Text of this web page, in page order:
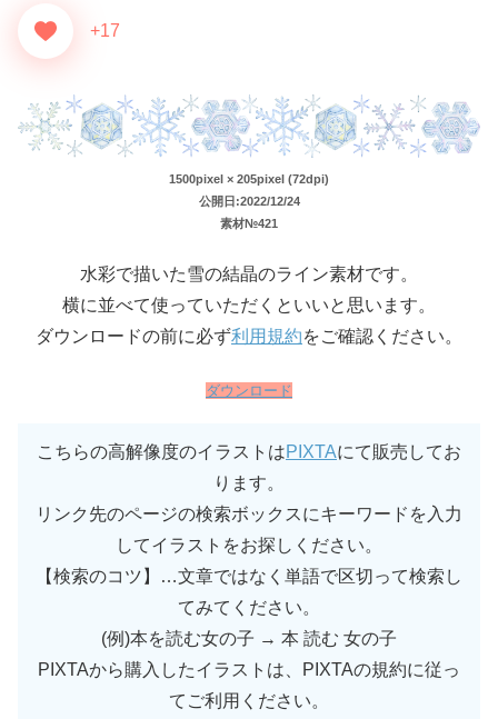
+17
1500pixel × 205pixel (72dpi)
公開日:2022/12/24
素材№421
水彩で描いた雪の結晶のライン素材です。
横に並べて使っていただくといいと思います。
ダウンロードの前に必ず利用規約をご確認ください。
ダウンロード
こちらの高解像度のイラストはPIXTAにて販売してお
ります。
リンク先のページの検索ボックスにキーワードを入力
してイラストをお探しください。
【検索のコツ】…文章ではなく単語で区切って検索し
てみてください。
(例)本を読む女の子 → 本 読む 女の子
PIXTAから購入したイラストは、PIXTAの規約に従っ
てご利用ください。